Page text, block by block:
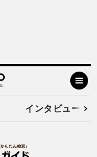
インタビュー